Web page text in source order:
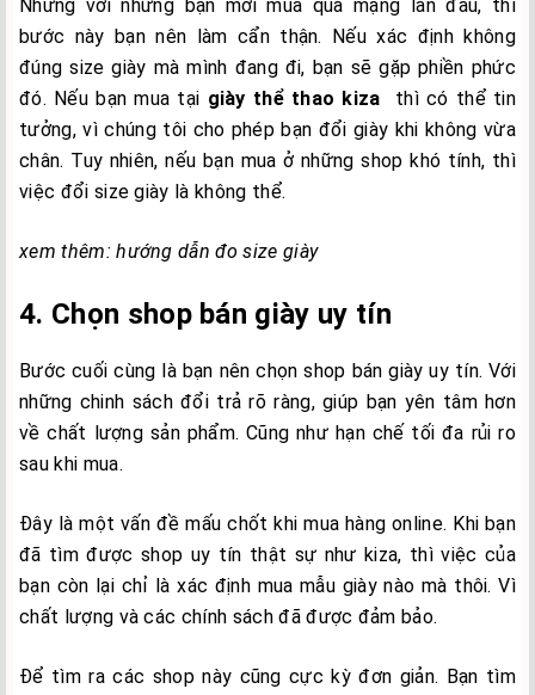
Nhưng với những bạn mới mua qua mạng lần đầu, thì
bước này bạn nên làm cẩn thận. Nếu xác định không
đúng size giày mà mình đang đi, bạn sẽ gặp phiền phức
đó. Nếu bạn mua tại giày thể thao kiza
thì có thể tin
tưởng, vì chúng tôi cho phép bạn đổi giày khi không vừa
chân. Tuy nhiên, nếu bạn mua ở những shop khó tính, thì
việc đổi size giày là không thể.
xem thêm:hướng dẫn đo size giày
4. Chọn shop bán giày uy tín
Bước cuối cùng là bạn nên chọn shop bán giày uy tín. Với
những chinh sách đổi trả rõ ràng, giúp bạn yên tâm hơn
về chất lượng sản phẩm. Cũng như hạn chế tối đa rủi ro
sau khi mua.
Đây là một vấn đề mấu chốt khi mua hàng online. Khi bạn
đã tìm được shop uy tín thật sự như kiza, thì việc của
bạn còn lại chỉ là xác định mua mẫu giày nào mà thôi. Vì
chất lượng và các chính sách đã được đảm bảo.
Để tìm ra các shop này cũng cực kỳ đơn giản. Bạn tìm